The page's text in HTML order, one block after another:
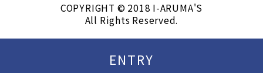
ENTRY
COPYRIGHT © 2018 I-ARUMA'S
All Rights Reserved.